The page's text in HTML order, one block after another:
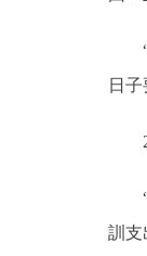
日
訓支